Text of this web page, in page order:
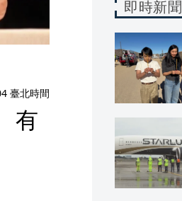
臺北時間
有
即時新聞